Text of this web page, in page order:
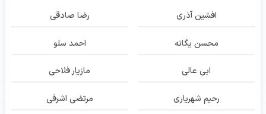
افشین آذری رضا صادقی
محسن یگانه احمد سلو
ابی عالی مازیار فلاحی
رحیم شهریاری مرتضی اشرفی